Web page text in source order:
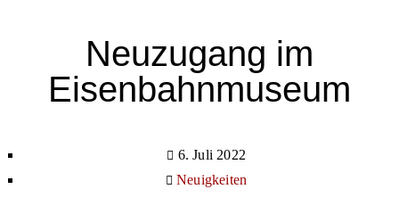
Neuzugang im
Eisenbahnmuseum
6. Juli 2022
Neuigkeiten